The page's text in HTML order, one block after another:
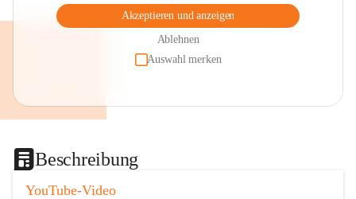
Akzeptieren und anzeigen
Ablehnen
Auswahl merken
Beschreibung
YouTube-Video